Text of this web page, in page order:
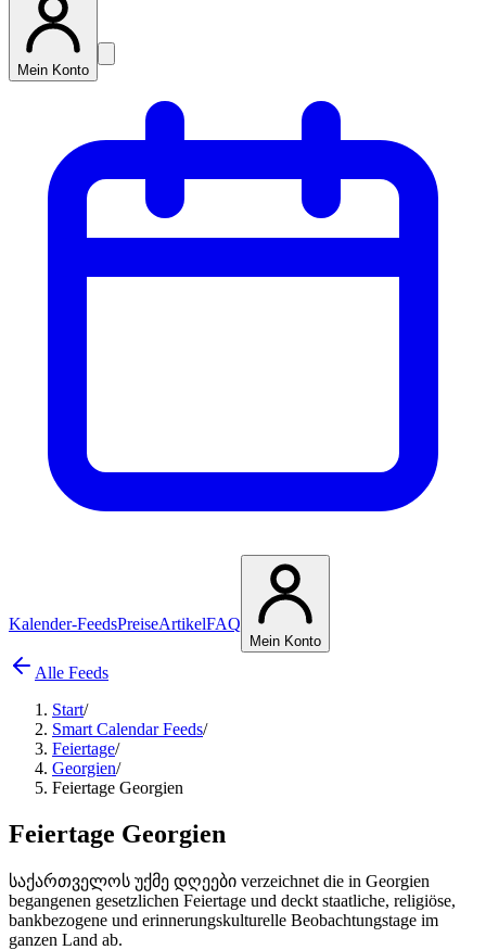
Mein Konto
Kalender-FeedsPreiseArtikelFAQ
Mein Konto
Alle Feeds
Start/
Smart Calendar Feeds/
Feiertage/
Georgien/
Feiertage Georgien
Feiertage Georgien
საქართველოს უქმე დღეები verzeichnet die in Georgien
begangenen gesetzlichen Feiertage und deckt staatliche, religiöse,
bankbezogene und erinnerungskulturelle Beobachtungstage im
ganzen Land ab.